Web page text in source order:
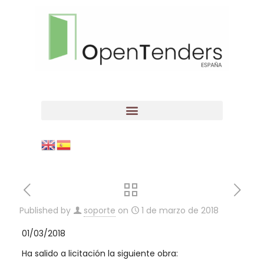
Published by soporte on
1 de marzo de 2018
01/03/2018
Ha salido a licitación la siguiente obra: